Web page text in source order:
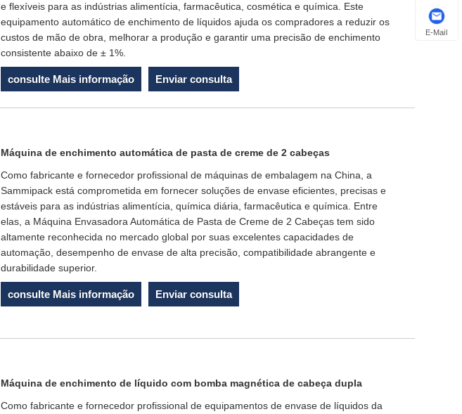
e flexíveis para as indústrias alimentícia, farmacêutica, cosmética e química. Este
equipamento automático de enchimento de líquidos ajuda os compradores a reduzir os
custos de mão de obra, melhorar a produção e garantir uma precisão de enchimento
consistente abaixo de ± 1%.
consulte Mais informação Enviar consulta
Máquina de enchimento automática de pasta de creme de 2 cabeças
Como fabricante e fornecedor profissional de máquinas de embalagem na China, a
Sammipack está comprometida em fornecer soluções de envase eficientes, precisas e
estáveis ​​para as indústrias alimentícia, química diária, farmacêutica e química. Entre
elas, a Máquina Envasadora Automática de Pasta de Creme de 2 Cabeças tem sido
altamente reconhecida no mercado global por suas excelentes capacidades de
automação, desempenho de envase de alta precisão, compatibilidade abrangente e
durabilidade superior.
consulte Mais informação Enviar consulta
Máquina de enchimento de líquido com bomba magnética de cabeça dupla
Como fabricante e fornecedor profissional de equipamentos de envase de líquidos da
E-Mail